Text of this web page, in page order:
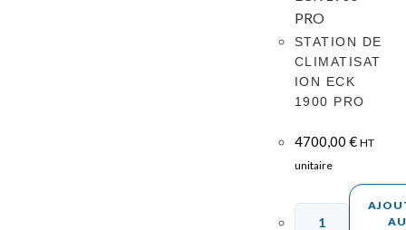
STATION DE
CLIMATISAT
ION ECK
1900 PRO
4700,00 € HT
unitaire
AU